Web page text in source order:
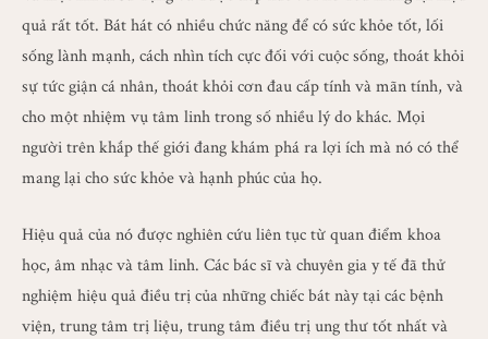
quả rất tốt. Bát hát có nhiều chức năng để có sức khỏe tốt, lối
sống lành mạnh, cách nhìn tích cực đối với cuộc sống, thoát khỏi
sự tức giận cá nhân, thoát khỏi cơn đau cấp tính và mãn tính, và
cho một nhiệm vụ tâm linh trong số nhiều lý do khác. Mọi
người trên khắp thế giới đang khám phá ra lợi ích mà nó có thể
mang lại cho sức khỏe và hạnh phúc của họ.
Hiệu quả của nó được nghiên cứu liên tục từ quan điểm khoa
học, âm nhạc và tâm linh. Các bác sĩ và chuyên gia y tế đã thử
nghiệm hiệu quả điều trị của những chiếc bát này tại các bệnh
viện, trung tâm trị liệu, trung tâm điều trị ung thư tốt nhất và